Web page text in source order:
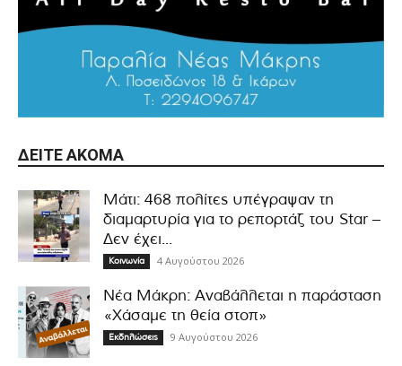
ΔΕΊΤΕ ΑΚΌΜΑ
Μάτι: 468 πολίτες υπέγραψαν τη
διαμαρτυρία για το ρεπορτάζ του Star –
Δεν έχει...
Κοινωνία 4 Αυγούστου 2026
Νέα Μάκρη: Αναβάλλεται η παράσταση
«Χάσαμε τη θεία στοπ»
Εκδηλώσεις 9 Αυγούστου 2026